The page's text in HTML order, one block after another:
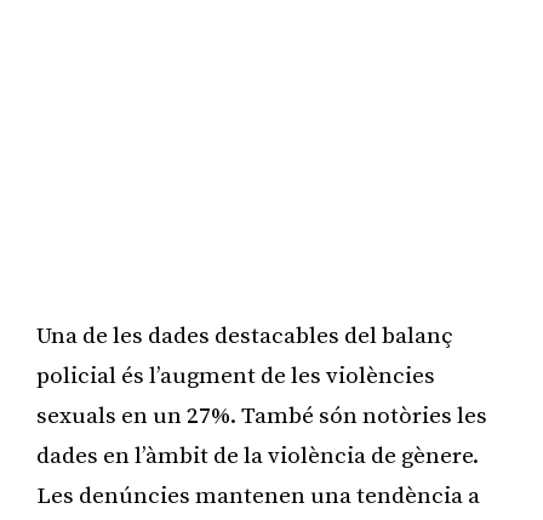
Una de les dades destacables del balanç
policial és l’augment de les violències
sexuals en un 27%. També són notòries les
dades en l’àmbit de la violència de gènere.
Les denúncies mantenen una tendència a